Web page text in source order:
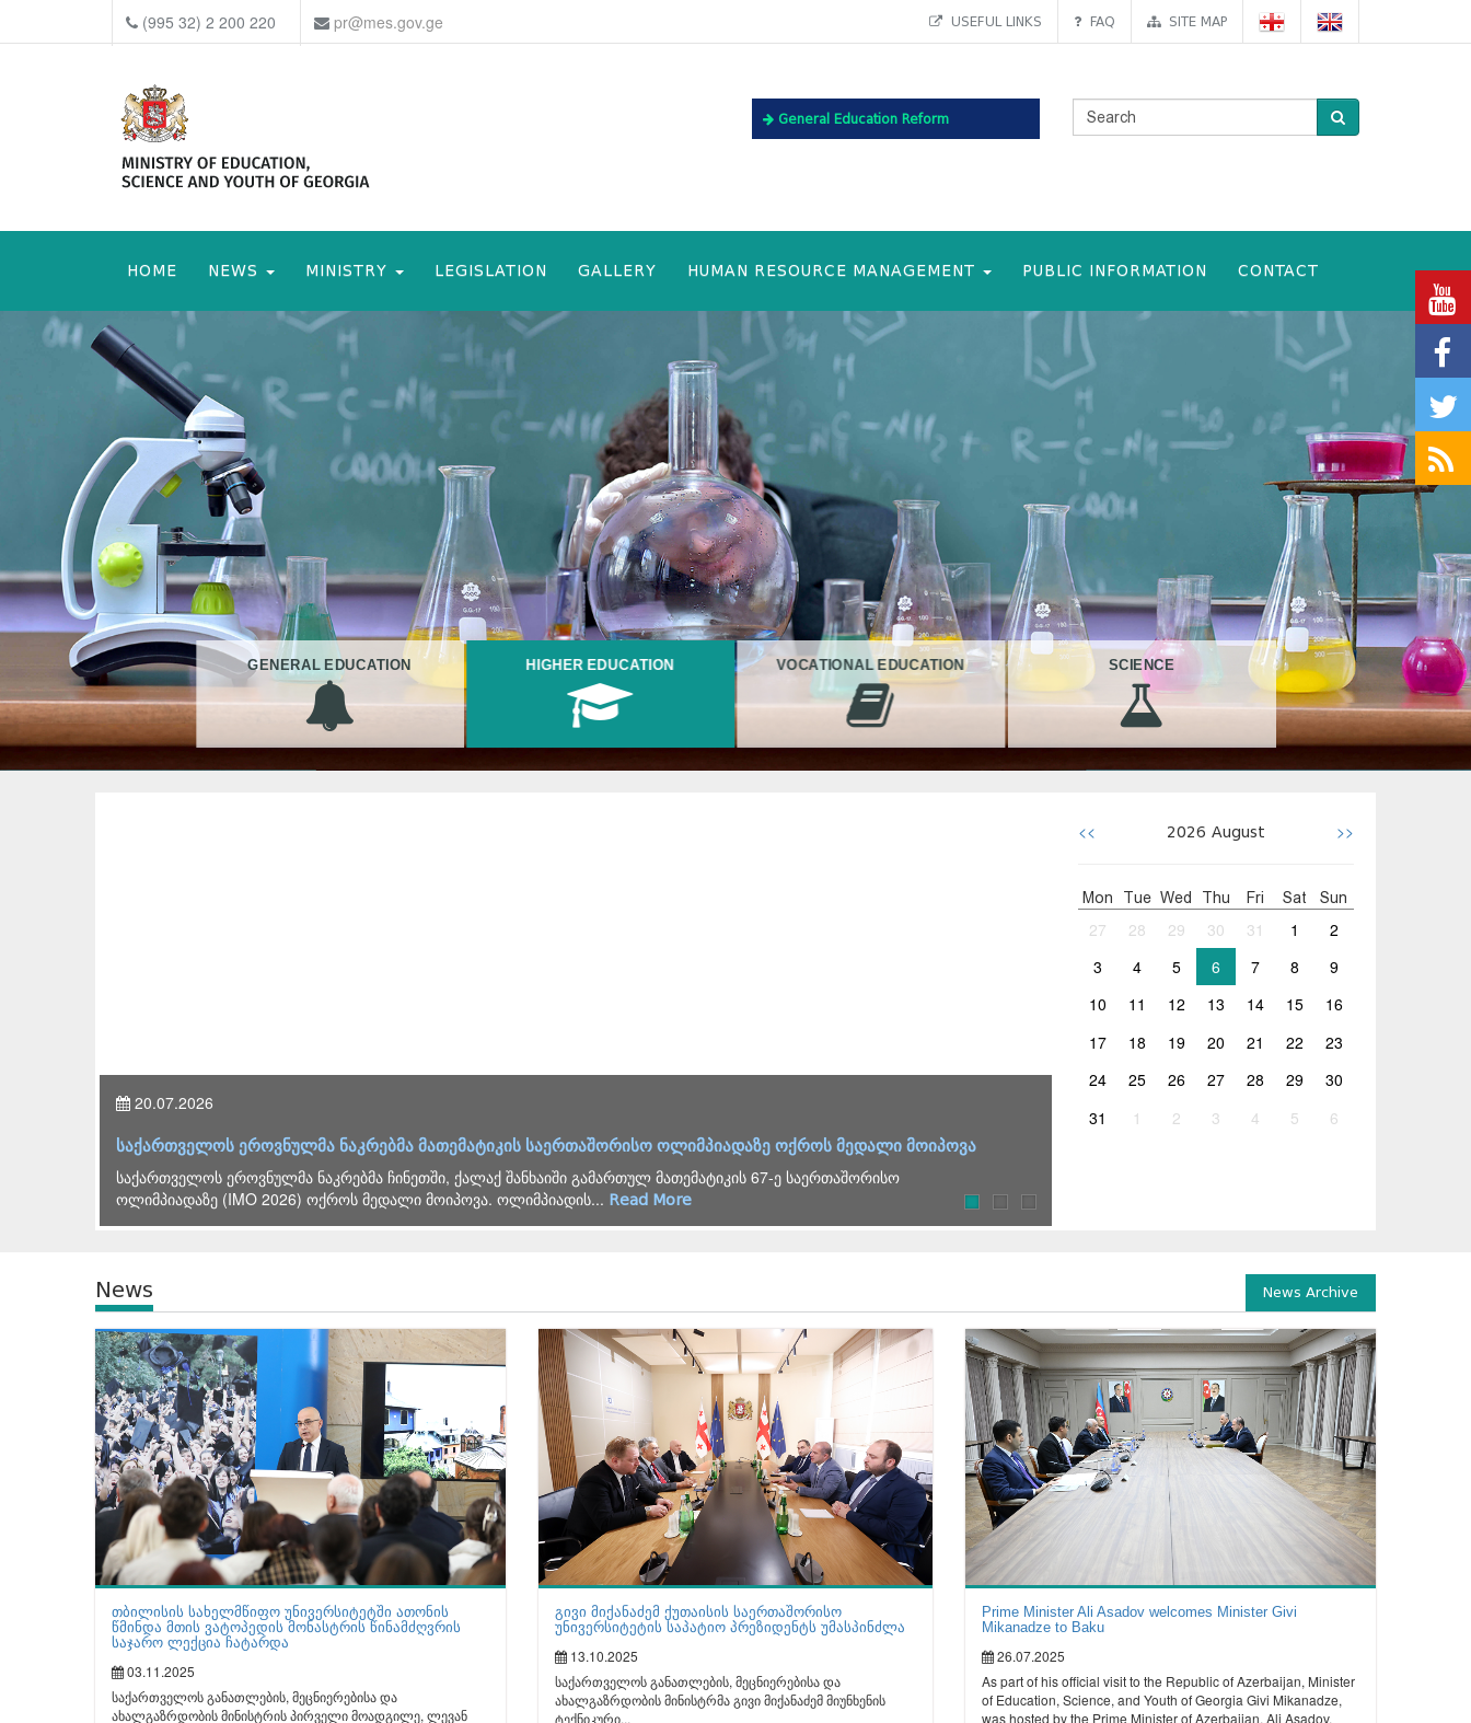
(995 32) 2 200 220 pr@mes.gov.ge USEFUL LINKS FAQ SITE MAP
General Education Reform
HOME NEWS MINISTRY LEGISLATION GALLERY HUMAN RESOURCE MANAGEMENT PUBLIC INFORMATION CONTACT
GENERAL EDUCATION HIGHER EDUCATION VOCATIONAL EDUCATION SCIENCE
20.07.2026
საქართველოს ეროვნულმა ნაკრებმა მათემატიკის საერთაშორისო ოლიმპიადაზე ოქროს მედალი მოიპოვა
საქართველოს ეროვნულმა ნაკრებმა ჩინეთში, ქალაქ შანხაიში გამართულ მათემატიკის 67-ე საერთაშორისო
ოლიმპიადაზე (IMO 2026) ოქროს მედალი მოიპოვა. ოლიმპიადის... Read More
<< 2026 August >>
Mon Tue Wed Thu Fri Sat Sun
27 28 29 30 31 1
2
3
4 5 6 7 8
9
10
11 12 13 14 15
16
17
18 19 20 21 22
23
24
25 26 27 28 29
30
31
1 2 3 4 5 6
News News Archive
თბილისის სახელმწიფო უნივერსიტეტში ათონის
წმინდა მთის ვატოპედის მონასტრის წინამძღვრის
საჯარო ლექცია ჩატარდა
03.11.2025
საქართველოს განათლების, მეცნიერებისა და
ახალგაზრდობის მინისტრის პირველი მოადგილე, ლევან
გივი მიქანაძემ ქუთაისის საერთაშორისო
უნივერსიტეტის საპატიო პრეზიდენტს უმასპინძლა
13.10.2025
საქართველოს განათლების, მეცნიერებისა და
ახალგაზრდობის მინისტრმა გივი მიქანაძემ მიუნხენის
ტექნიკური...
Prime Minister Ali Asadov welcomes Minister Givi
Mikanadze to Baku
26.07.2025
As part of his official visit to the Republic of Azerbaijan, Minister
of Education, Science, and Youth of Georgia Givi Mikanadze,
was hosted by the Prime Minister of Azerbaijan, Ali Asadov.